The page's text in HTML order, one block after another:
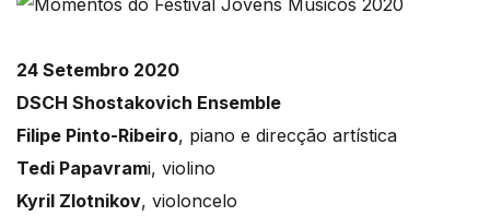
24 Setembro 2020
DSCH Shostakovich Ensemble
Filipe Pinto-Ribeiro, piano e direcção artística
Tedi Papavrami, violino
Kyril Zlotnikov, violoncelo